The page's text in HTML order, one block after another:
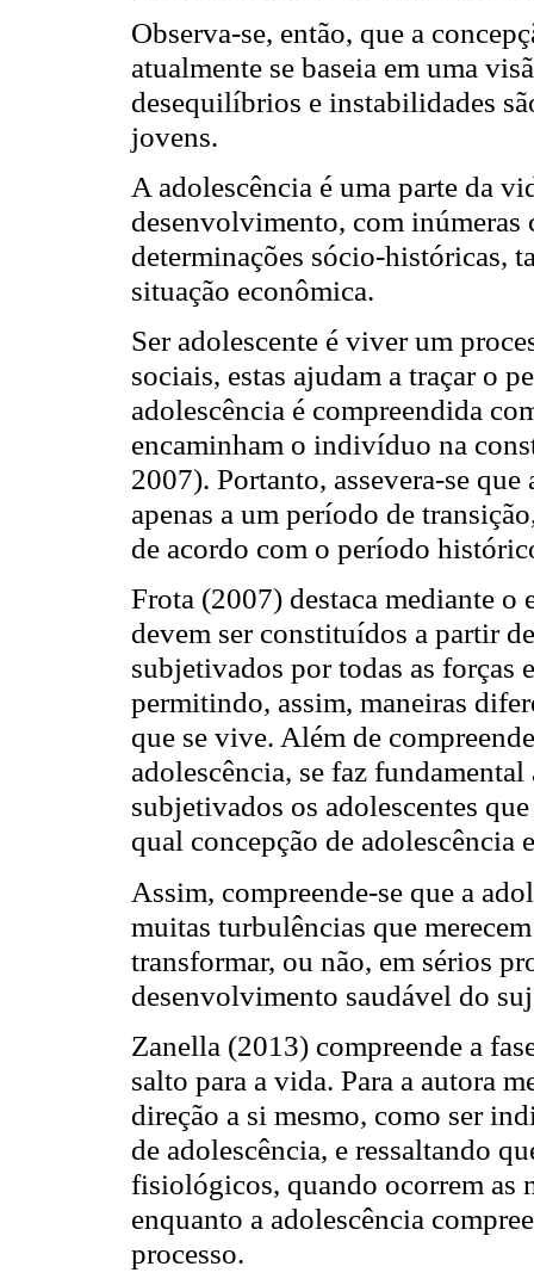
Observa-se, então, que a
atualmente se baseia em uma
desequilíbrios e instabilidades
jovens.
A adolescência é uma parte da
desenvolvimento, com inúmeras
determinações sócio-históricas,
situação econômica.
Ser adolescente é viver um
sociais, estas ajudam a traçar o
adolescência é compreendida
encaminham o indivíduo na
2007). Portanto, assevera-se
apenas a um período de
de acordo com o período
Frota (2007) destaca mediante o
devem ser constituídos a partir
subjetivados por todas as forças
permitindo, assim, maneiras
que se vive. Além de
adolescência, se faz
subjetivados os adolescentes
qual concepção de adolescência
Assim, compreende-se que a
muitas turbulências que
transformar, ou não, em sérios
desenvolvimento saudável do
Zanella (2013) compreende a
salto para a vida. Para a autora
direção a si mesmo, como ser
de adolescência, e ressaltando
fisiológicos, quando ocorrem as
enquanto a adolescência
processo.